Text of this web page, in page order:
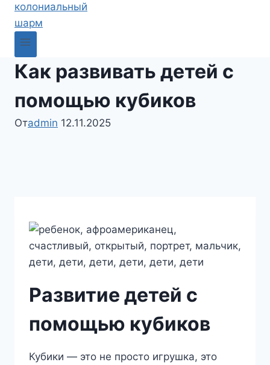
Как развивать детей с
помощью кубиков
Отadmin 12.11.2025
Развитие детей с
помощью кубиков
Кубики — это не просто игрушка, это